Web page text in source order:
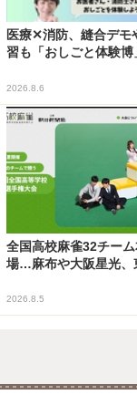
医療✕消防、縫合デモ
習も「おしごと体験博
2026.8.6
全国高校麻雀32チー
場…麻布や大阪星光、
2026.8.5